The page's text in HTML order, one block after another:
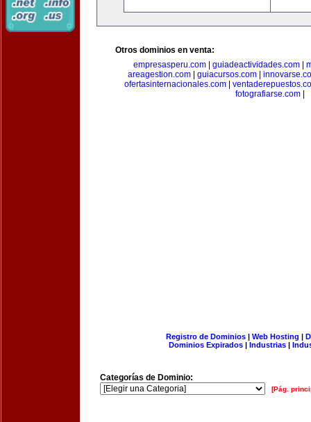
Otros dominios en venta:
empresasperu.com| guiadeactividades.com|
areagestion.com| guiacursos.com|
ofertasinternacionales.com|
fotografiarse.com
Registro de Dominios| Web Hosting |
Dominios Expirados | Industrias |
Categorías de Dominio:
[Pág.